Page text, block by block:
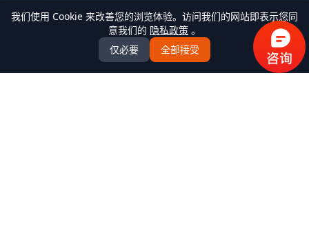
我们使用 Cookie 来改善您的浏览体验。访问我们的网站即表示您同
意我们的 隐私政策 。
仅必要
全部接受